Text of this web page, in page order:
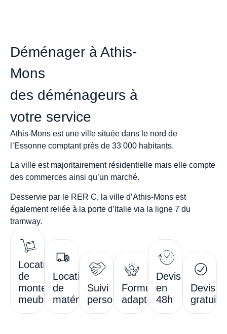
Déménager à Athis-
Mons
des déménageurs à
votre service
Athis-Mons est une ville située dans le nord de
l’Essonne comptant près de 33 000 habitants.
La ville est majoritairement résidentielle mais elle compte
des commerces ainsi qu’un marché.
Desservie par le RER C, la ville d’Athis-Mons est
également reliée à la porte d’Italie via la ligne 7 du
tramway.
Location
de
monte-
meubles
Location
de
matériel
Suivi
personnalisé
Formules
adaptées
Devis
en
48h
Devis
gratuit